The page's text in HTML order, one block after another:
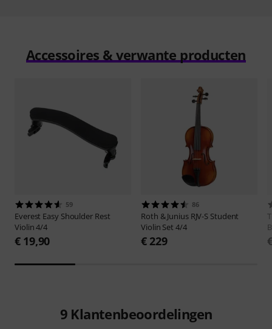
Accessoires & verwante producten
59
Everest Easy Shoulder Rest
Violin 4/4
€ 19,90
86
Roth & Junius RJV-S Student
Violin Set 4/4
€ 229
9 Klantenbeoordelingen